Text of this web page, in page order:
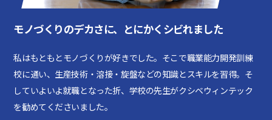
モノづくりのデカさに、とにかくシビれました
私はもともとモノづくりが好きでした。そこで職業能力開発訓練
校に通い、生産技術・溶接・旋盤などの知識とスキルを習得。そ
していよいよ就職となった折、学校の先生がクシベウィンテック
を勧めてくださいました。